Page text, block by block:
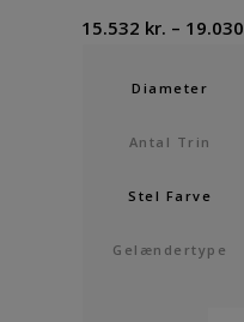
15.532 kr. – 19.030
Diameter
Antal Trin
Stel Farve
Gelændertype